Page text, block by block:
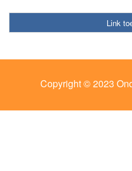
Link
Copyright © 2023